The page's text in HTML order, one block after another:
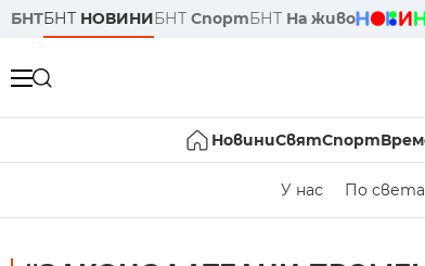
БНТБНТ НОВИНИБНТ СпортБНТ На живо
НовиниСвятСпорт
У нас По света